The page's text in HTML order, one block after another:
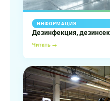
ИНФОРМАЦИЯ
Дезинфекция,
Читать →